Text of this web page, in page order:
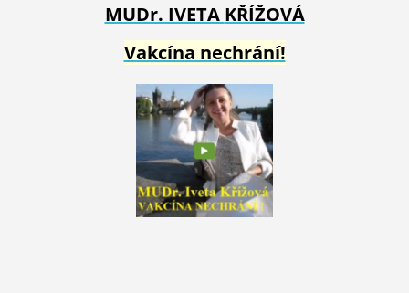
MUDr. IVETA KŘÍŽOVÁ
Vakcína nechrání!